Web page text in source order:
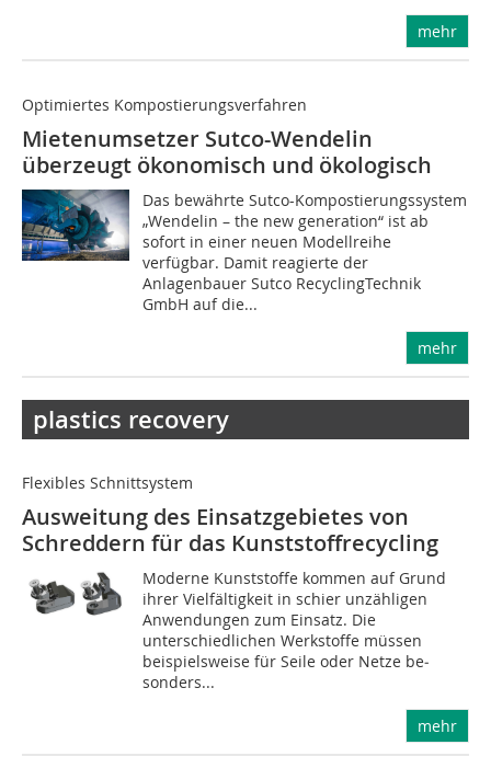
mehr
Optimiertes Kompostierungsverfahren
Mietenumsetzer Sutco-Wendelin
überzeugt ökonomisch und ökologisch
Das bewährte Sutco-Kompostierungssystem
„Wendelin – the new generation“ ist ab
sofort in einer neuen Modellreihe
verfügbar. Damit reagierte der
Anlagenbauer Sutco RecyclingTechnik
GmbH auf die...
mehr
plastics recovery
Flexibles Schnittsystem
Ausweitung des Einsatzgebietes von
Schreddern für das Kunststoffrecycling
Moderne Kunststoffe kommen auf Grund
ihrer Vielfältigkeit in schier unzähligen
Anwendungen zum Einsatz. Die
unterschiedlichen Werkstoffe müssen
beispielsweise für Seile oder Netze be­­
sonders...
mehr